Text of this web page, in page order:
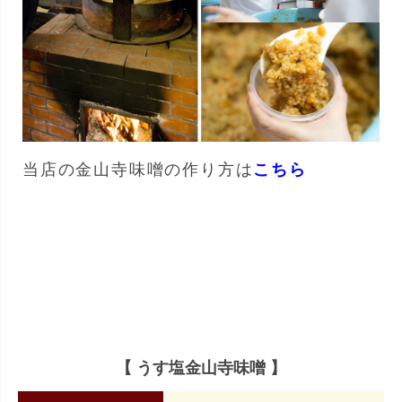
当店の金山寺味噌の作り方は こちら
【 うす塩金山寺味噌 】